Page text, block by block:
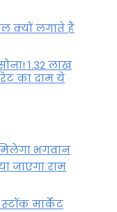
क्यों लगाते हैं
1.32 लाख
का दाम ये
भगवान
जाएगा राम
मार्केट